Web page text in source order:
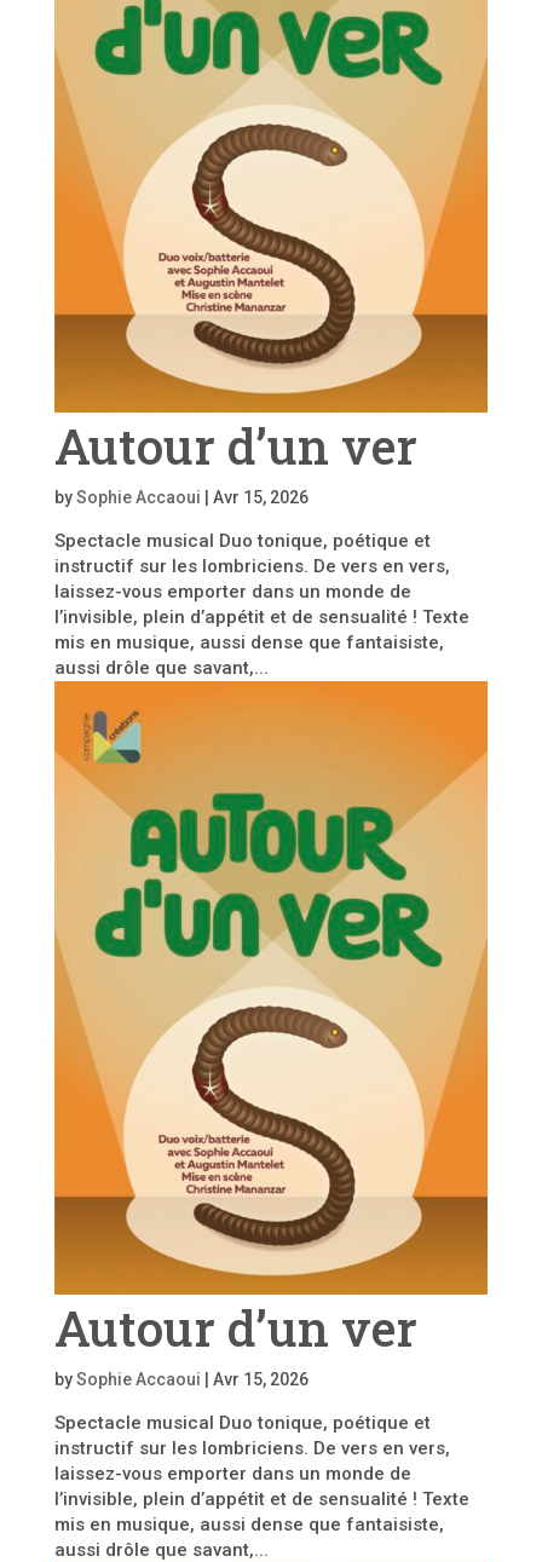
Autour d’un ver
bySophie Accaoui Avr 15, 2026
Spectacle musical Duo tonique, poétique et
instructif sur les lombriciens. De vers en vers,
laissez-vous emporter dans un monde de
l’invisible, plein d’appétit et de sensualité ! Texte
mis en musique, aussi dense que fantaisiste,
aussi drôle que savant,...
Autour d’un ver
bySophie Accaoui Avr 15, 2026
Spectacle musical Duo tonique, poétique et
instructif sur les lombriciens. De vers en vers,
laissez-vous emporter dans un monde de
l’invisible, plein d’appétit et de sensualité ! Texte
mis en musique, aussi dense que fantaisiste,
aussi drôle que savant,...